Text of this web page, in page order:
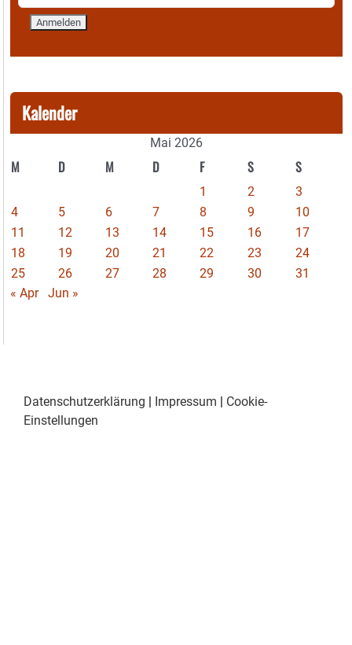
Kalender
Mai 2026
M D M D F S S
1 2
3
4
5 6 7 8 9
10
11
12 13 14 15 16
17
18
19 20 21 22 23
24
25
26 27 28 29 30
31
« Apr
Jun »
Datenschutzerklärung Impressum
Cookie-
Einstellungen